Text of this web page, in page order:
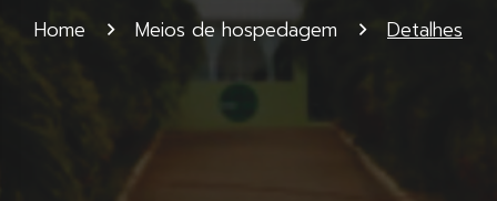
Home Meios de hospedagem Detalhes